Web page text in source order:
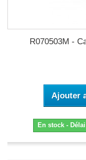
R070503M -
Ajouter
En stock -